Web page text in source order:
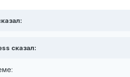
сказал: